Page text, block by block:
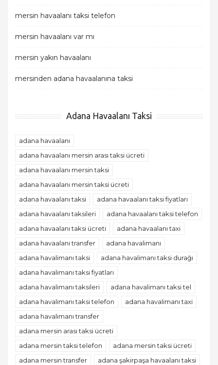
mersin havaalanı taksi telefon
mersin havaalanı var mı
mersin yakın havaalanı
mersinden adana havaalanına taksi
Adana Havaalanı Taksi
adana havaalanı
adana havaalanı mersin arası taksi ücreti
adana havaalanı mersin taksi
adana havaalanı mersin taksi ücreti
adana havaalanı taksi
adana havaalanı taksi fiyatları
adana havaalanı taksileri
adana havaalanı taksi telefon
adana havaalanı taksi ücreti
adana havaalanı taxi
adana havaalanı transfer
adana havalimanı
adana havalimanı taksi
adana havalimanı taksi durağı
adana havalimanı taksi fiyatları
adana havalimanı taksileri
adana havalimanı taksi tel
adana havalimanı taksi telefon
adana havalimanı taxi
adana havalimanı transfer
adana mersin arası taksi ücreti
adana mersin taksi telefon
adana mersin taksi ücreti
adana mersin transfer
adana şakirpaşa havaalanı taksi